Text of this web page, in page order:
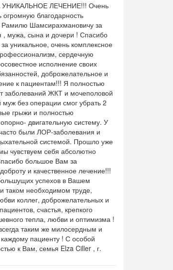
ЛЕЧЕНИЕ!!! Очень
огромную благодарность
Рамилю Шамсирахмановичу за
, мужа, сына и дочери ! Спасибо
уникальное, очень комплексное
сердечную
исполнение своих
доброжелательное и
к пациентам!!! Я полностью
заболеваний ЖКТ и мочеполовой
без операции смог убрать 2
грыжи и полностью
опорно- двигательную систему. У
были ЛОР-заболевания и
системой. Прошло уже
чувствуем себя абсолютно
большое Вам за
и качественное лечение!!!
успехов в Вашем
таком необходимом труде,
коллег, доброжелательных и
счастья, крепкого
тепла, любви и оптимизма !
таким же милосердным и
пациенту ! С особой
к Вам, семья Elza Ciller , г.